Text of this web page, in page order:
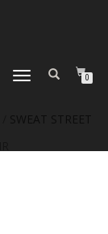
DÉPLIER
0